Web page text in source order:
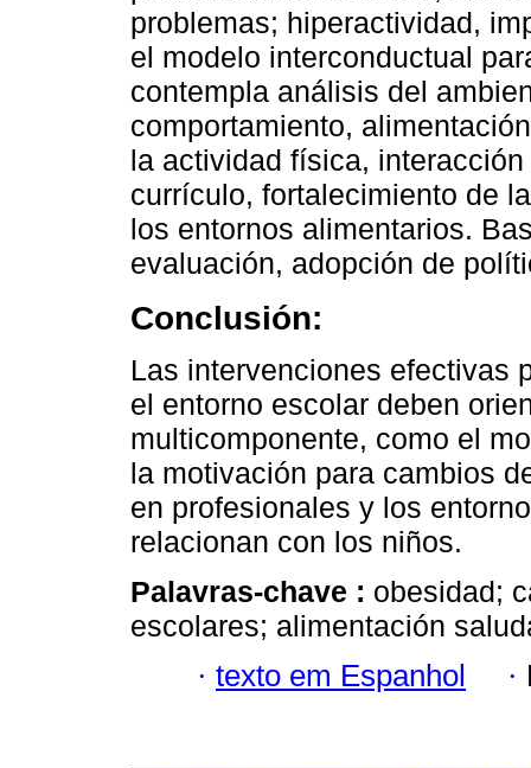
problemas; hiperactividad,
el modelo interconductual
contempla análisis del
comportamiento,
la actividad física,
currículo, fortalecimiento de
los entornos alimentarios.
evaluación, adopción de
Conclusión:
Las intervenciones efectivas
el entorno escolar deben
multicomponente, como el
la motivación para cambios
en profesionales y los
relacionan con los niños.
Palavras-chave : obesidad;
escolares; alimentación
· texto em Espanhol ·